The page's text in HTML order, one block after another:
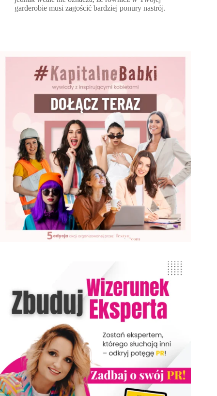
garderobie musi zagościć bardziej ponury nastrój.